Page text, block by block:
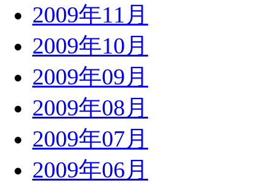
2009年11月
2009年10月
2009年09月
2009年08月
2009年07月
2009年06月